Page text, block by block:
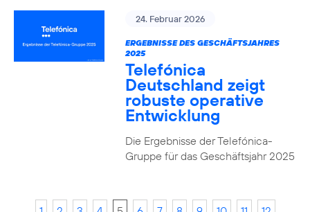
24. Februar 2026
ERGEBNISSE DES GESCHÄFTSJAHRES
2025
Telefónica
Deutschland zeigt
robuste operative
Entwicklung
Die Ergebnisse der Telefónica-
Gruppe für das Geschäftsjahr 2025